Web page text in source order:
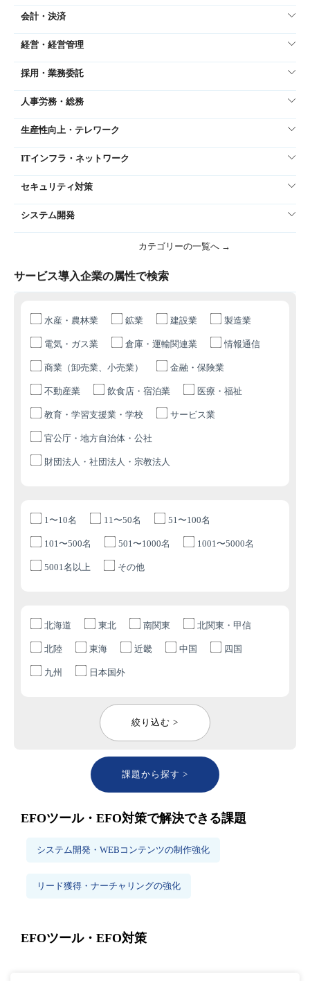
会計・決済
経営・経営管理
採用・業務委託
人事労務・総務
生産性向上・テレワーク
ITインフラ・ネットワーク
セキュリティ対策
システム開発
カテゴリーの一覧へ →
サービス導入企業の属性で検索
水産・農林業 鉱業 建設業 製造業
電気・ガス業 倉庫・運輸関連業 情報通信
商業（卸売業、小売業） 金融・保険業
不動産業 飲食店・宿泊業 医療・福祉
教育・学習支援業・学校 サービス業
官公庁・地方自治体・公社
財団法人・社団法人・宗教法人
1〜10名 11〜50名 51〜100名
101〜500名 501〜1000名 1001〜5000名
5001名以上 その他
北海道 東北 南関東 北関東・甲信
北陸 東海 近畿 中国 四国
九州 日本国外
絞り込む >
課題から探す >
EFOツール・EFO対策で解決できる課題
システム開発・WEBコンテンツの制作強化
リード獲得・ナーチャリングの強化
EFOツール・EFO対策